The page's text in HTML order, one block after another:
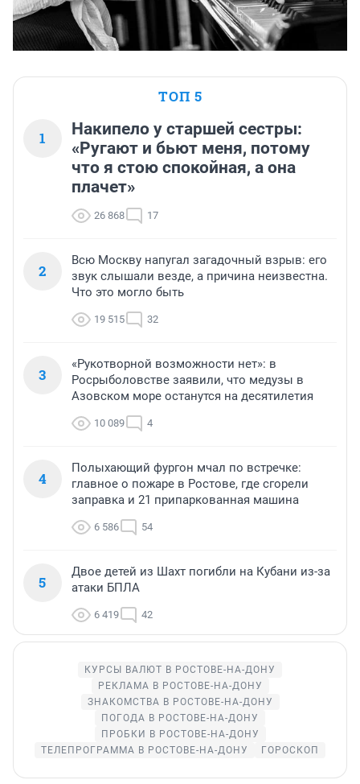
ТОП 5
1
Накипело у старшей сестры:
«Ругают и бьют меня, потому
что я стою спокойная, а она
плачет»
26 868 17
2
Всю Москву напугал загадочный взрыв: его
звук слышали везде, а причина неизвестна.
Что это могло быть
19 515 32
3
«Рукотворной возможности нет»: в
Росрыболовстве заявили, что медузы в
Азовском море останутся на десятилетия
10 089 4
4
Полыхающий фургон мчал по встречке:
главное о пожаре в Ростове, где сгорели
заправка и 21 припаркованная машина
6 586 54
5
Двое детей из Шахт погибли на Кубани из-за
атаки БПЛА
6 419 42
КУРСЫ ВАЛЮТ В РОСТОВЕ-НА-ДОНУ
РЕКЛАМА В РОСТОВЕ-НА-ДОНУ
ЗНАКОМСТВА В РОСТОВЕ-НА-ДОНУ
ПОГОДА В РОСТОВЕ-НА-ДОНУ
ПРОБКИ В РОСТОВЕ-НА-ДОНУ
ТЕЛЕПРОГРАММА В РОСТОВЕ-НА-ДОНУ
ГОРОСКОП